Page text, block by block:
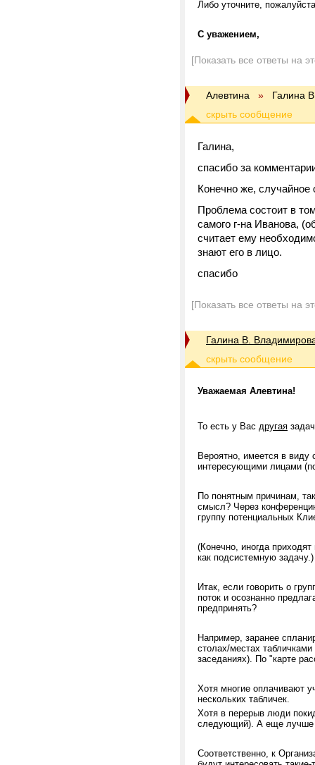
Либо уточните,
С уважением,
[Показать все ответы на
Алевтина » Галина
Галина,
спасибо за
Конечно же,
Проблема состоит в
самого г-на Иванова,
считает ему
знают его в лицо.
спасибо
[Показать все ответы на
Галина В.
Уважаемая Алевтина!
То есть у Вас другая
Вероятно, имеется в виду
интересующими лицами
По понятным причинам,
смысл? Через
группу потенциальных
(Конечно, иногда
как подсистемную задачу.)
Итак, если говорить о
поток и осознанно
предпринять?
Например, заранее
столах/местах
заседаниях). По "карте
Хотя многие оплачивают
нескольких табличек.
Хотя в перерыв люди
следующий). А еще лучше
Соответственно, к